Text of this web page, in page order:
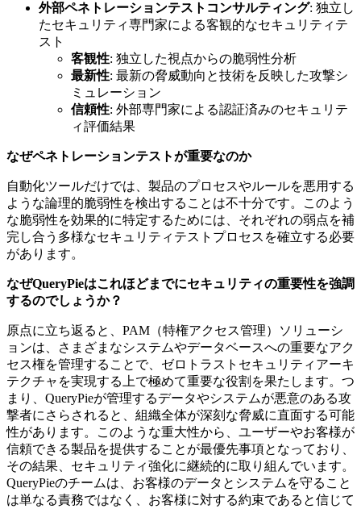
外部ペネトレーションテストコンサルティング: 独立し
たセキュリティ専門家による客観的なセキュリティテ
スト
客観性: 独立した視点からの脆弱性分析
最新性: 最新の脅威動向と技術を反映した攻撃シ
ミュレーション
信頼性: 外部専門家による認証済みのセキュリテ
ィ評価結果
なぜペネトレーションテストが重要なのか
自動化ツールだけでは、製品のプロセスやルールを悪用する
ような論理的脆弱性を検出することは不十分です。このよう
な脆弱性を効果的に特定するためには、それぞれの弱点を補
完し合う多様なセキュリティテストプロセスを確立する必要
があります。
なぜQueryPieはこれほどまでにセキュリティの重要性を強調
するのでしょうか？
原点に立ち返ると、PAM（特権アクセス管理）ソリューシ
ョンは、さまざまなシステムやデータベースへの重要なアク
セス権を管理することで、ゼロトラストセキュリティアーキ
テクチャを実現する上で極めて重要な役割を果たします。つ
まり、QueryPieが管理するデータやシステムが悪意のある攻
撃者にさらされると、組織全体が深刻な脅威に直面する可能
性があります。このような重大性から、ユーザーやお客様が
信頼できる製品を提供することが最優先事項となっており、
その結果、セキュリティ強化に継続的に取り組んでいます。
QueryPieのチームは、お客様のデータとシステムを守ること
は単なる責務ではなく、お客様に対する約束であると信じて